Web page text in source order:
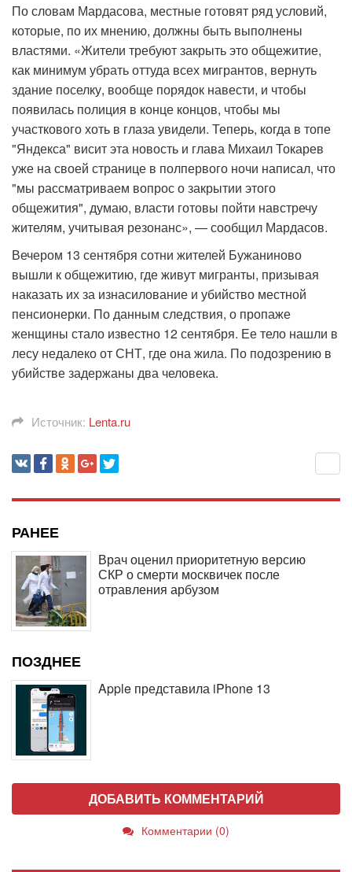
По словам Мардасова, местные готовят ряд условий,
которые, по их мнению, должны быть выполнены
властями. «Жители требуют закрыть это общежитие,
как минимум убрать оттуда всех мигрантов, вернуть
здание поселку, вообще порядок навести, и чтобы
появилась полиция в конце концов, чтобы мы
участкового хоть в глаза увидели. Теперь, когда в топе
"Яндекса" висит эта новость и глава Михаил Токарев
уже на своей странице в полпервого ночи написал, что
"мы рассматриваем вопрос о закрытии этого
общежития", думаю, власти готовы пойти навстречу
жителям, учитывая резонанс», — сообщил Мардасов.
Вечером 13 сентября сотни жителей Бужаниново
вышли к общежитию, где живут мигранты, призывая
наказать их за изнасилование и убийство местной
пенсионерки. По данным следствия, о пропаже
женщины стало известно 12 сентября. Ее тело нашли в
лесу недалеко от СНТ, где она жила. По подозрению в
убийстве задержаны два человека.
Источник: Lenta.ru
РАНЕЕ
Врач оценил приоритетную версию
СКР о смерти москвичек после
отравления арбузом
ПОЗДНЕЕ
Apple представила iPhone 13
ДОБАВИТЬ КОММЕНТАРИЙ
Комментарии (0)